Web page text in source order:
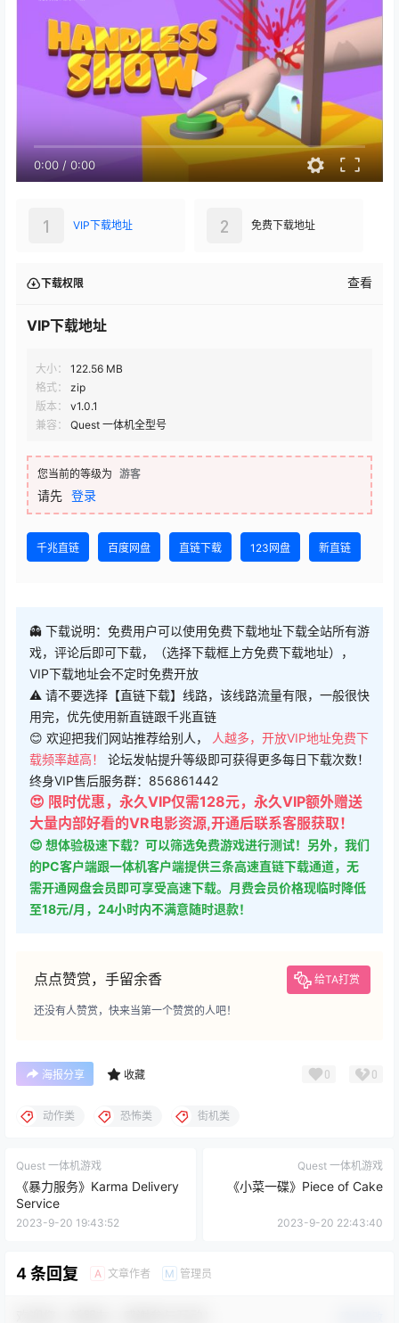
0:00/ 0:00
VIP下载地址
1 免费下载地址
2
下载权限 查看
VIP下载地址
大小：
122.56 MB
格式：
zip
版本：
v1.0.1
兼容：
Quest 一体机全型号
您当前的等级为 游客
请先 登录
千兆直链 百度网盘 直链下载 123网盘 新直链
👻 下载说明：免费用户可以使用免费下载地址下载全站所有游
戏，评论后即可下载，（选择下载框上方免费下载地址），
VIP下载地址会不定时免费开放
⚠ 请不要选择【直链下载】线路，该线路流量有限，一般很快
用完，优先使用新直链跟千兆直链
😊 欢迎把我们网站推荐给别人， 人越多，开放VIP地址免费下
载频率越高！ 论坛发帖提升等级即可获得更多每日下载次数！
终身VIP售后服务群：856861442
😍 限时优惠，永久VIP仅需128元，永久VIP额外赠送
大量内部好看的VR电影资源,开通后联系客服获取！
😍 想体验极速下载？可以筛选免费游戏进行测试！另外，我们
的PC客户端跟一体机客户端提供三条高速直链下载通道，无
需开通网盘会员即可享受高速下载。月费会员价格现临时降低
至18元/月，24小时内不满意随时退款！
点点赞赏，手留余香 给TA打赏
还没有人赞赏，快来当第一个赞赏的人吧！
海报分享 收藏 0 0
动作类 恐怖类 街机类
Quest 一体机游戏
《暴力服务》Karma Delivery
Service
2023-9-20 19:43:52
Quest 一体机游戏
《小菜一碟》Piece of Cake
2023-9-20 22:43:40
4 条回复 A 文章作者 M 管理员